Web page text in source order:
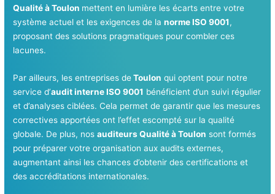
Qualité à Toulon mettent en lumière les écarts entre votre
système actuel et les exigences de lanorme ISO 9001,
proposant des solutions pragmatiques pour combler ces
lacunes.
Par ailleurs, les entreprises deToulon qui optent pour notre
service d’audit interne ISO 9001 bénéficient d’un suivi régulier
et d’analyses ciblées. Cela permet de garantir que les mesures
correctives apportées ont l’effet escompté sur la qualité
globale. De plus, nosauditeurs Qualité à Toulon sont formés
pour préparer votre organisation aux audits externes,
augmentant ainsi les chances d’obtenir des certifications et
des accréditations internationales.